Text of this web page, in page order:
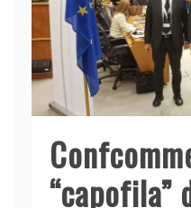
“capofila”